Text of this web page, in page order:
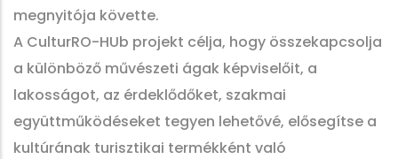
megnyitója követte.
A CulturRO-HUb projekt célja, hogy összekapcsolja
a különböző művészeti ágak képviselőit, a
lakosságot, az érdeklődőket, szakmai
együttműködéseket tegyen lehetővé, elősegítse a
kultúrának turisztikai termékként való